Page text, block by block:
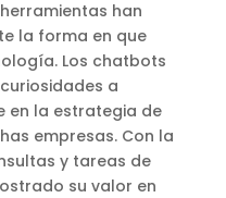
han
la forma en que
Los chatbots
a
en la estrategia de
empresas. Con la
y tareas de
su valor en